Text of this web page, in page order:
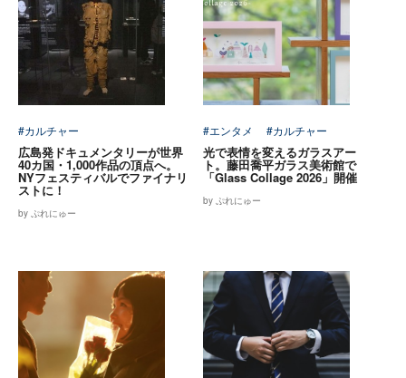
#カルチャー
広島発ドキュメンタリーが世界
40カ国・1,000作品の頂点へ。
NYフェスティバルでファイナリ
ストに！
by ぷれにゅー
#エンタメ #カルチャー
光で表情を変えるガラスアー
ト。藤田喬平ガラス美術館で
「Glass Collage 2026」開催
by ぷれにゅー